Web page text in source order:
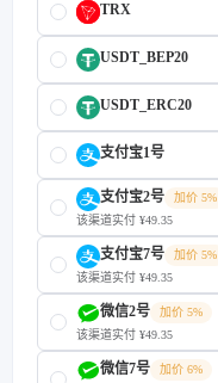
TRX
USDT_BEP20
USDT_ERC20
支付宝1号
支付宝2号
加价 5%
该渠道实付 ¥49.35
支付宝7号
加价 5%
该渠道实付 ¥49.35
微信2号
加价 5%
该渠道实付 ¥49.35
微信7号
加价 6%